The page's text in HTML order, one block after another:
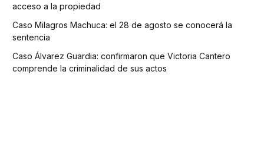
acceso a la propiedad
Caso Milagros Machuca: el 28 de agosto se conocerá la
sentencia
Caso Álvarez Guardia: confirmaron que Victoria Cantero
comprende la criminalidad de sus actos